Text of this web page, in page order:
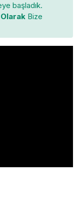
başladık.
Bize